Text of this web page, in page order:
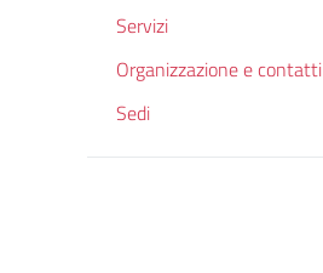
Servizi
Organizzazione e contatti
Sedi